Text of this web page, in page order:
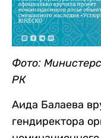
Фото:
РК
Аида Балаева
гендиректора